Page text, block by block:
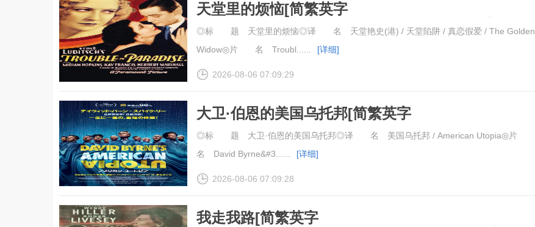
天堂里的烦恼[简繁英字
幕].Trouble.in.Paradise.1932.CC.1080pBD高清
◎标 题 天堂里的烦恼◎译 名 天堂艳史(港) / 天堂陷阱 / 真恋假爱 / The Golden
Widow◎片 名 Troubl......
[详细]
2026-08-06 07:09:29
大卫·伯恩的美国乌托邦[简繁英字
幕].David.Byrne's.American.Utopia.2020.1080pBD
高清
◎标 题 大卫·伯恩的美国乌托邦◎译 名 美国乌托邦 / American Utopia◎片
名 David Byrne&#3......
[详细]
2026-08-06 07:09:28
我走我路[简繁英字